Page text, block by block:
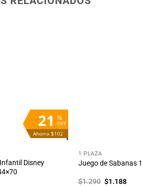
%
OFF
21
Ahorra $102
Disney
1 PLAZA
Juego de Sabanas
$1.290 El
$1.188El